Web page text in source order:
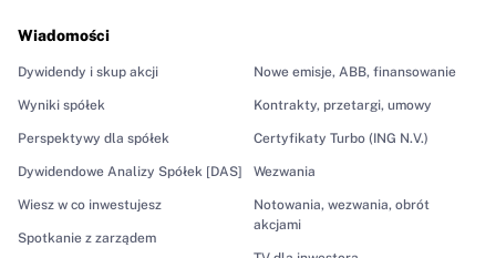
Wiadomości
Dywidendy i skup akcji
Wyniki spółek
Perspektywy dla spółek
Dywidendowe Analizy Spółek [DAS]
Wiesz w co inwestujesz
Spotkanie z zarządem
Nowe emisje, ABB, finansowanie
Kontrakty, przetargi, umowy
Certyfikaty Turbo (ING N.V.)
Wezwania
Notowania, wezwania, obrót
akcjami